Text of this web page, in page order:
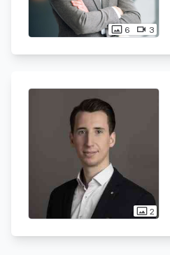
photo_size_select_actual 6 videocam 3
photo_size_select_actual2